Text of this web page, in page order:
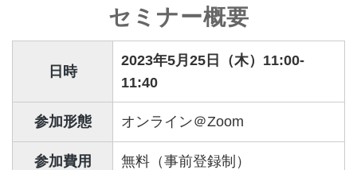
セミナー概要
日時
2023年5月25 日（木）11:00-
11:40
参加形態 オンライン＠Zoom
参加費用 無料（事前登録制）